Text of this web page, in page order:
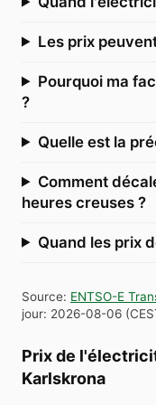
Les prix
Pourquoi ma
?
Quelle est la
Comment
heures creuses ?
Quand les prix
Source: ENTSO-E
jour: 2026-08-06 (
Prix de
Karlskrona